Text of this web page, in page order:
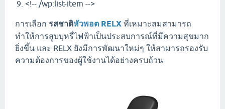
<!-- /wp:list-item -->
การเลือก รสชาติหัวพอต RELX ที่เหมาะสมสามารถ
ทำให้การสูบบุหรี่ไฟฟ้าเป็นประสบการณ์ที่มีความสุขมาก
ยิ่งขึ้น และ RELX ยังมีการพัฒนาใหม่ๆ ให้สามารถรองรับ
ความต้องการของผู้ใช้งานได้อย่างครบถ้วน